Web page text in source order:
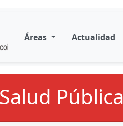
Áreas Actualidad
Salud Pública